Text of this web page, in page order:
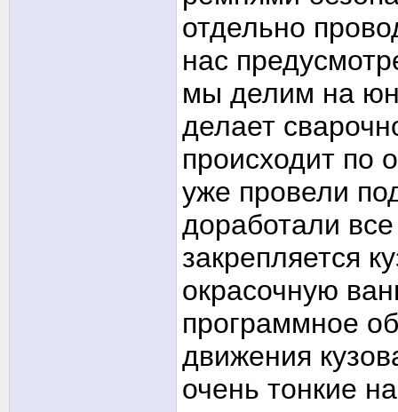
отдельно
нас
мы делим на
делает
происходит по
уже провели
доработали
закрепляется
окрасочную
программное
движения
очень тонкие